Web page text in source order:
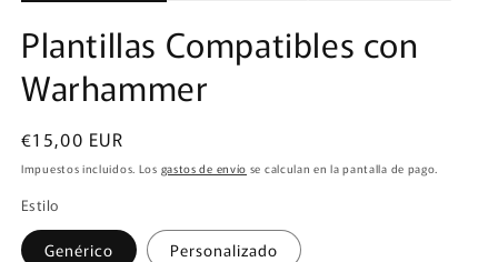
Plantillas Compatibles con
Warhammer
Precio
habitual
€15,00 EUR
Impuestos incluidos. Los gastos de envío se calculan en la pantalla de pago.
Estilo
Genérico Personalizado